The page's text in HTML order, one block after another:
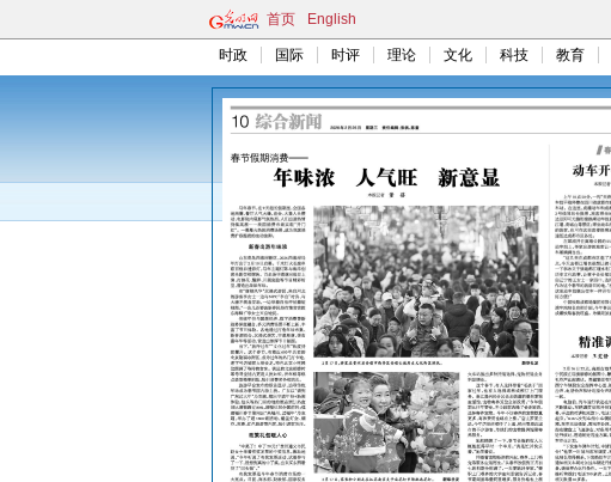
首页 English
时政 国际 时评 理论 文化 科技 教育